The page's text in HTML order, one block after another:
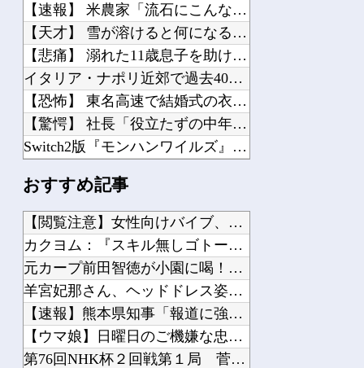
【速報】 米農家「流石にこんな値段じゃ、米作り辞める人、出るんじゃないかなあ？？...
【天才】 雪が溶けると何になる？理系「水になるでしょw」文系ワイ「はぁ～…」→結...
【悲痛】 溺れた11歳息子を助けようと川へ…40歳父親が死亡 息子は母親が救助 ...
イタリア・ナポリ近郊で過去40年で最大規模の地震「M4.7」の揺れを観測
【恐怖】 東名高速で結婚式の衣装合わせに向かっていた夫婦の車に何度も何度も追突し...
【驚愕】 社長「役立たずの中年社員解雇したら若手もみんな辞めてしまった…」
Switch2版『モンハンワイルズ』の動作環境が判明！
【ナイトレイン】 1年やって深度2の雑魚ニキが発見される
職場にいる高圧的な女上司が残業後に………。
【画像】 ガンプラ再販の列を無視して開店ダッシュした客の末路…
【ゴブリンスレイヤーⅡ】 第10話 感想 家出少女と駆除業者
【画像】 週刊少年マガジン、限界突破
昭和戦隊のロボデザイン、配信で追って見ると…
おすすめ記事
【閲覧注意】女性向けバイブ、進化しすぎて寄生獣みたいになって...
カクヨム：『スキル無しゴトーさんは最弱のはずです！～勇者召喚...
元カープ前田智徳が小園に喝！「自分のバッティングが確立できて...
羊宮妃那さん、ヘッドドレス姿がかわいいｗｗｗｗ他
【速報】熊本県知事「報道に強い不満・苦情が寄せられている」→...
【ウマ娘】日曜日のご機嫌な忠犬たち他
第76回NHK杯２回戦第１局 菅井竜也八段 対 大橋貴洸七段...